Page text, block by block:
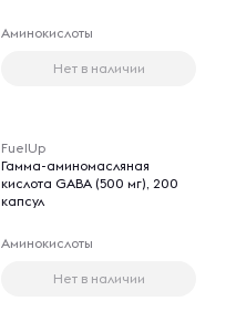
Аминокислоты
Нет в наличии
FuelUp
Гамма-аминомасляная
кислота GABA (500 мг), 200
капсул
Аминокислоты
Нет в наличии